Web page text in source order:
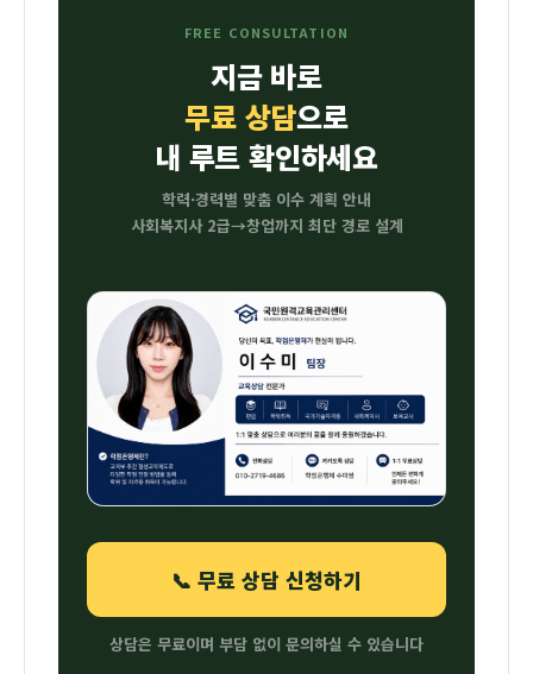
FREE CONSULTATION
지금 바로
무료 상담으로
내 루트 확인하세요
학력·경력별 맞춤 이수 계획 안내
사회복지사 2급→창업까지 최단 경로 설계
📞 무료 상담 신청하기
상담은 무료이며 부담 없이 문의하실 수 있습니다